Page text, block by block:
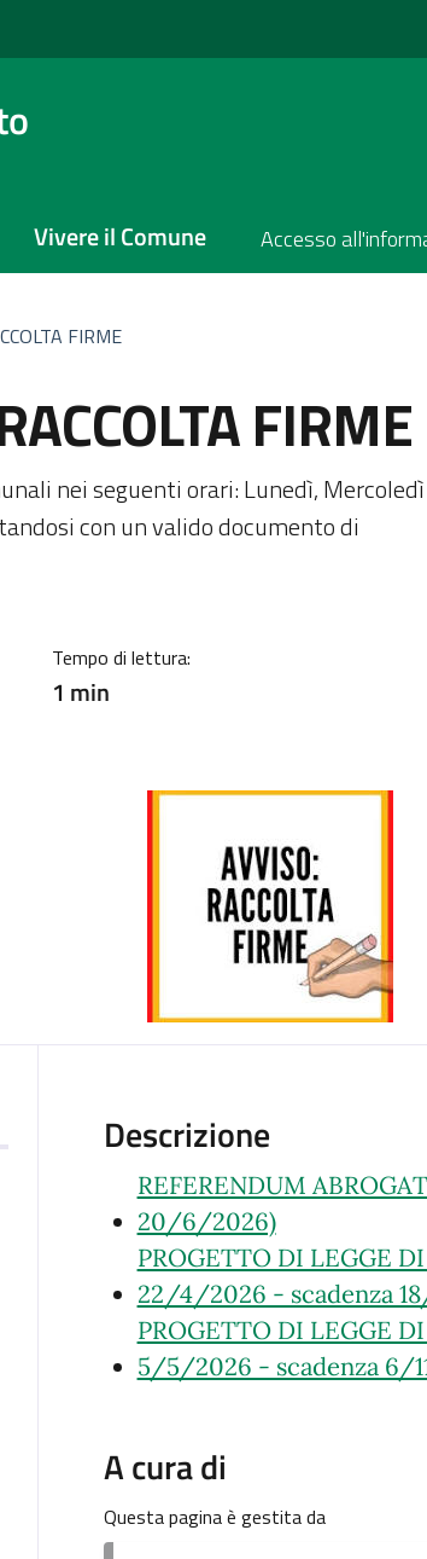
Vivere il Comune Accesso
FIRME
FIRME
nei seguenti orari: Lunedì,
con un valido documento di
Tempo di lettura:
1 min
Descrizione
REFERENDUM
20/6/2026)
PROGETTO DI LEGGE
22/4/2026 - scadenza
PROGETTO DI LEGGE
5/5/2026 - scadenza 6/
A cura di
Questa pagina è gestita da